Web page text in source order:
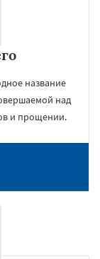
название
над
и прощении.